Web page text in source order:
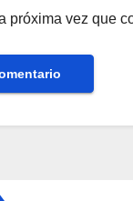
próxima vez que